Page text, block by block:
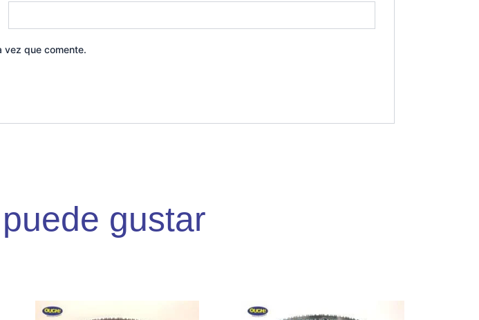
vez que comente.
gustar